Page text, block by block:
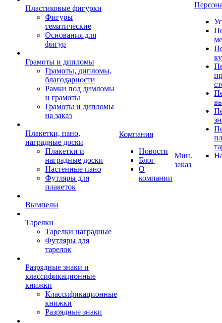
Пластиковые фигурки
Фигуры
тематические
Основания для
фигур
Грамоты и дипломы
Грамоты, дипломы,
благодарности
Рамки под димломы
и грамоты
Грамоты и дипломы
на заказ
Плакетки, пано,
наградные доски
Плакетки и
наградные доски
Настенные пано
Футляры для
плакеток
Вымпелы
Тарелки
Тарелки наградные
Футляры для
тарелок
Разрядные знаки и
классификационные
книжки
Классификационные
книжки
Разрядные знаки
Компания
Новости
Блог
О
компании
Мин.
заказ